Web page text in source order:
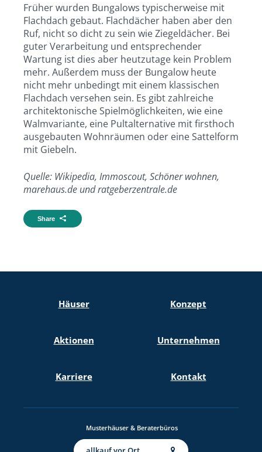
Früher wurden Bungalows typischerweise mit
Flachdach gebaut. Flachdächer haben aber den
Ruf, nicht so dicht zu sein wie Ziegeldächer. Bei
guter Verarbeitung und entsprechender
Wartung ist dies aber heutzutage kein Problem
mehr. Außerdem muss der Bungalow heute
nicht mehr unbedingt mit einem klassischen
Flachdach versehen sein. Es gibt zahlreiche
architektonische Spielmöglichkeiten, wie eine
Walmvariante, eine Pultalternative mit firsthoch
ausgebauten Wohnräumen oder eine Sattelform
mit Giebeln.
Quelle: Wikipedia, Immoscout, Schöner wohnen,
marehaus.de und ratgeberzentrale.de
Share
Häuser Konzept
Aktionen Unternehmen
Karriere Kontakt
Musterhäuser & Beraterbüros